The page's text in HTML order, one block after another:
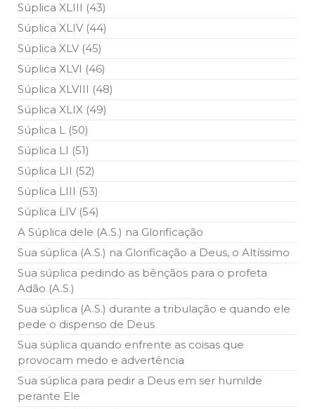
Súplica XLIII (43)
Súplica XLIV (44)
Súplica XLV (45)
Súplica XLVI (46)
Súplica XLVIII (48)
Súplica XLIX (49)
Súplica L (50)
Súplica LI (51)
Súplica LII (52)
Súplica LIII (53)
Súplica LIV (54)
A Súplica dele (A.S.) na Glorificação
Sua súplica (A.S.) na Glorificação a Deus, o Altíssimo
Sua súplica pedindo as bênçãos para o profeta
Adão (A.S.)
Sua súplica (A.S.) durante a tribulação e quando ele
pede o dispenso de Deus
Sua súplica quando enfrente as coisas que
provocam medo e advertência
Sua súplica para pedir a Deus em ser humilde
perante Ele